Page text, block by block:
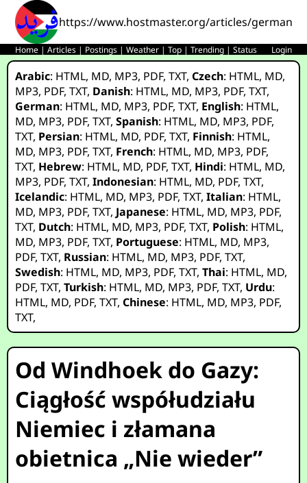
https://www.hostmaster.org/articles/
Home |Articles | Postings |Weather |Top |Trending |Status Login
Arabic: HTML, MD, MP3, PDF,TXT,Czech: HTML, MD,
MP3, PDF,TXT, Danish: HTML, MD, MP3, PDF,TXT,
German: HTML, MD, MP3, PDF,TXT, English: HTML,
MD, MP3, PDF,TXT,Spanish: HTML, MD, MP3, PDF,
TXT, Persian: HTML, MD, PDF,TXT, Finnish: HTML,
MD, MP3, PDF,TXT, French: HTML, MD, MP3, PDF,
TXT, Hebrew: HTML, MD, PDF,TXT, Hindi: HTML, MD,
MP3, PDF,TXT,Indonesian: HTML, MD, PDF,TXT,
Icelandic: HTML, MD, MP3, PDF,TXT,Italian: HTML,
MD, MP3, PDF,TXT, Japanese: HTML, MD, MP3, PDF,
TXT, Dutch: HTML, MD, MP3, PDF,TXT, Polish: HTML,
MD, MP3, PDF,TXT, Portuguese: HTML, MD, MP3,
PDF,TXT, Russian: HTML, MD, MP3, PDF,TXT,
Swedish: HTML, MD, MP3, PDF,TXT,Thai: HTML, MD,
PDF,TXT,Turkish: HTML, MD, MP3, PDF,TXT, Urdu:
HTML, MD, PDF,TXT,Chinese: HTML, MD, MP3, PDF,
TXT,
Od Windhoek do Gazy:
Ciągłość współudziału
Niemiec i złamana
obietnica „Nie wieder”